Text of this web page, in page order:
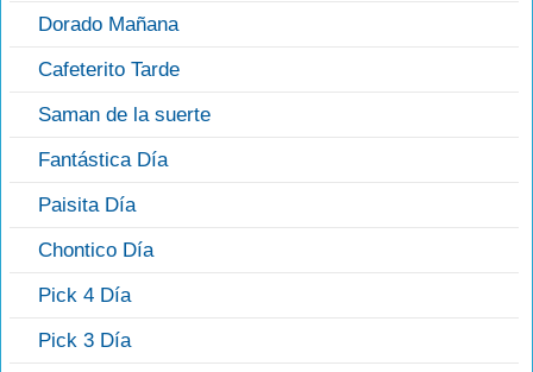
Dorado Mañana
Cafeterito Tarde
Saman de la suerte
Fantástica Día
Paisita Día
Chontico Día
Pick 4 Día
Pick 3 Día